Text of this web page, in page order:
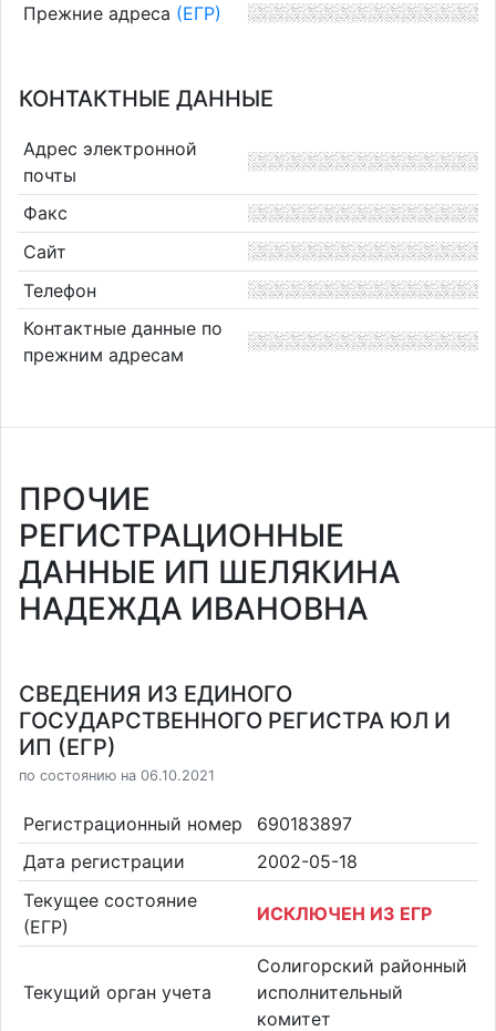
Прежние адреса (ЕГР)
КОНТАКТНЫЕ ДАННЫЕ
Адрес электронной
почты
Факс
Сайт
Телефон
Контактные данные по
прежним адресам
ПРОЧИЕ
РЕГИСТРАЦИОННЫЕ
ДАННЫЕ ИП ШЕЛЯКИНА
НАДЕЖДА ИВАНОВНА
СВЕДЕНИЯ ИЗ ЕДИНОГО
ГОСУДАРСТВЕННОГО РЕГИСТРА ЮЛ И
ИП (ЕГР)
по состоянию на 06.10.2021
Регистрационный номер
690183897
Дата регистрации
2002-05-18
Текущее состояние
(ЕГР)
ИСКЛЮЧЕН ИЗ ЕГР
Текущий орган учета
Солигорский районный
исполнительный
комитет